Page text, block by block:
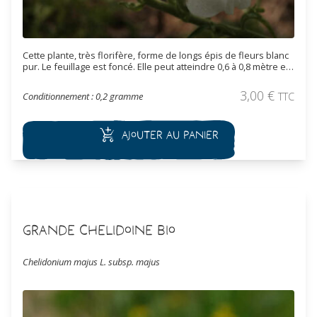
Cette plante, très florifère, forme de longs épis de fleurs blanc
pur. Le feuillage est foncé. Elle peut atteindre 0,6 à 0,8 mètre en
Conditionnement : 0,2 gramme 3,00 € TTC
Ajouter au panier
Grande Chelidoine Bio
Chelidonium majus L. subsp. majus